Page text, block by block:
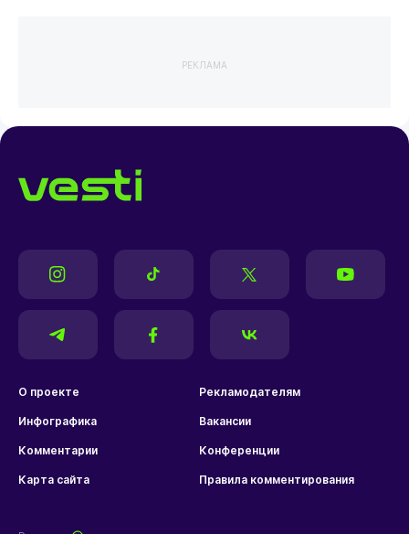
РЕКЛАМА
О проекте Рекламодателям
Инфографика Вакансии
Комментарии Конференции
Карта сайта Правила комментирования